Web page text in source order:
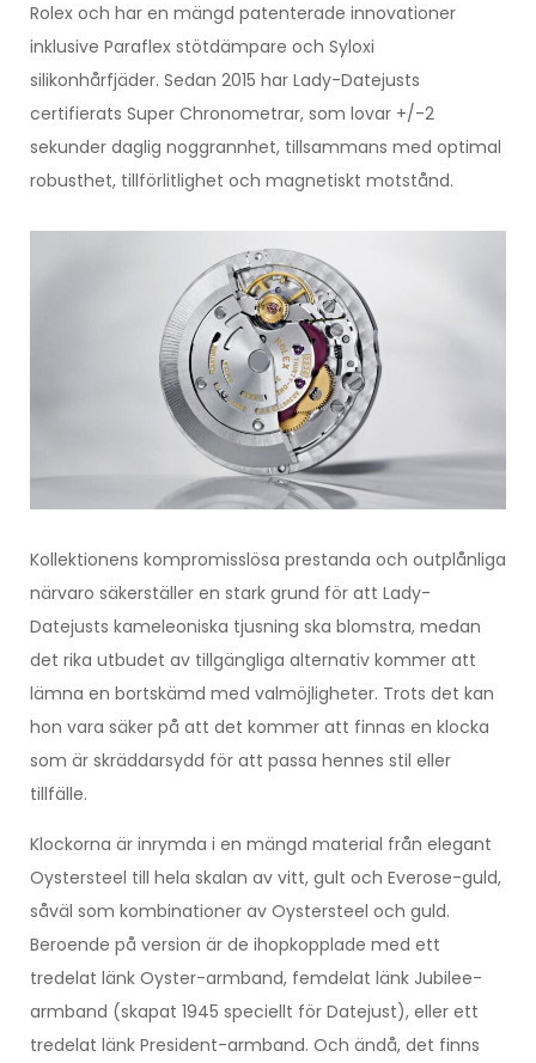
Rolex och har en mängd patenterade innovationer
inklusive Paraflex stötdämpare och Syloxi
silikonhårfjäder. Sedan 2015 har Lady-Datejusts
certifierats Super Chronometrar, som lovar +/-2
sekunder daglig noggrannhet, tillsammans med optimal
robusthet, tillförlitlighet och magnetiskt motstånd.
Kollektionens kompromisslösa prestanda och outplånliga
närvaro säkerställer en stark grund för att Lady-
Datejusts kameleoniska tjusning ska blomstra, medan
det rika utbudet av tillgängliga alternativ kommer att
lämna en bortskämd med valmöjligheter. Trots det kan
hon vara säker på att det kommer att finnas en klocka
som är skräddarsydd för att passa hennes stil eller
tillfälle.
Klockorna är inrymda i en mängd material från elegant
Oystersteel till hela skalan av vitt, gult och Everose-guld,
såväl som kombinationer av Oystersteel och guld.
Beroende på version är de ihopkopplade med ett
tredelat länk Oyster-armband, femdelat länk Jubilee-
armband (skapat 1945 speciellt för Datejust), eller ett
tredelat länk President-armband. Och ändå, det finns